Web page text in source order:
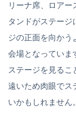
リーナ席、ロアー
タンドがステージ
ジの正面を向か
会場となっていま
ステージを見るこ
遠いため肉眼でス
いかもしれません。